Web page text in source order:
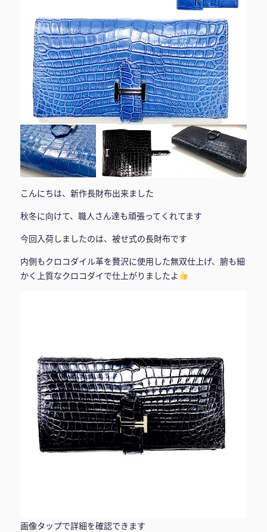
こんにちは、新作長財布出来ました
秋冬に向けて、職人さん達も頑張ってくれてます
今回入荷しましたのは、被せ式の長財布です
内側もクロコダイル革を贅沢に使用した無双仕上げ、腑も細
かく上質なクロコダイで仕上がりましたよ
画像タップで詳細を確認できます